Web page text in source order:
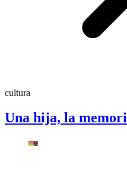
cultura
Una hija, la